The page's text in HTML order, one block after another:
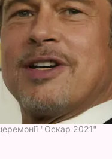
"Оскар 2021"